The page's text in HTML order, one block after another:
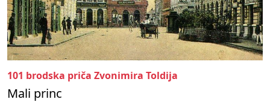
101 brodska priča Zvonimira Toldija
Mali princ